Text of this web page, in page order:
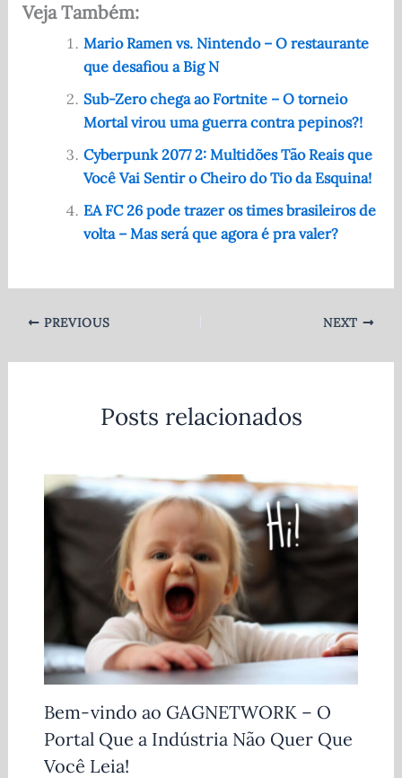
c
e
o
k
d
di
t
at
s
A
p
p
te
r
e
Veja Também:
Mario Ramen vs. Nintendo – O restaurante
que desafiou a Big N
Sub-Zero chega ao Fortnite – O torneio
Mortal virou uma guerra contra pepinos?!
Cyberpunk 2077 2: Multidões Tão Reais que
Você Vai Sentir o Cheiro do Tio da Esquina!
EA FC 26 pode trazer os times brasileiros de
volta – Mas será que agora é pra valer?
PREVIOUS NEXT
Posts relacionados
Bem-vindo ao GAGNETWORK – O
Portal Que a Indústria Não Quer Que
Você Leia!